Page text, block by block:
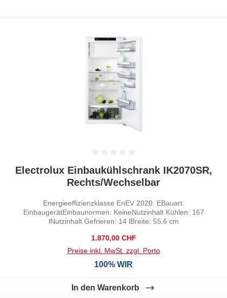
Durchschnittliche Bewertung von 0 von 5 Sternen
Electrolux Einbaukühlschrank IK2070SR,
Rechts/Wechselbar
Energieeffizienzklasse EnEV 2020: EBauart:
EinbaugerätEinbaunormen: KeineNutzinhalt Kühlen: 167
lNutzinhalt Gefrieren: 14 lBreite: 55.6 cm
Regulärer Preis:
1.870,00 CHF
Preise inkl. MwSt. zzgl. Porto
100% WIR
In den Warenkorb